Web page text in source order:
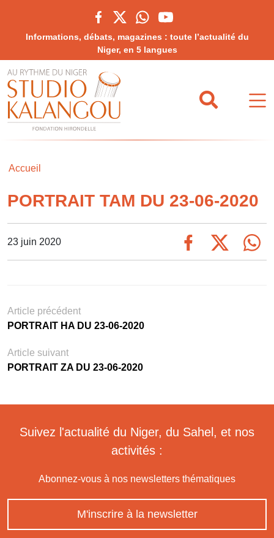
Informations, débats, magazines : toute l’actualité du
Niger, en 5 langues
Accueil
PORTRAIT TAM DU 23-06-2020
23 juin 2020
Article précédent
PORTRAIT HA DU 23-06-2020
Article suivant
PORTRAIT ZA DU 23-06-2020
Suivez l'actualité du Niger, du Sahel, et nos
activités :
Abonnez-vous à nos newsletters thématiques
M'inscrire à la newsletter